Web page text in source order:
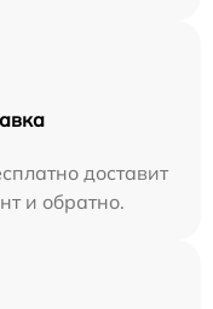
доставит
и обратно.